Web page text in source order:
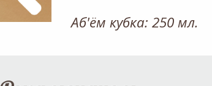
Аб'ём кубка: 250 мл.